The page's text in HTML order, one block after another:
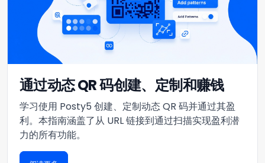
通过动态 QR 码创建、定制和赚钱
学习使用 Posty5 创建、定制动态 QR 码并通过其盈
利。本指南涵盖了从 URL 链接到通过扫描实现盈利潜
力的所有功能。